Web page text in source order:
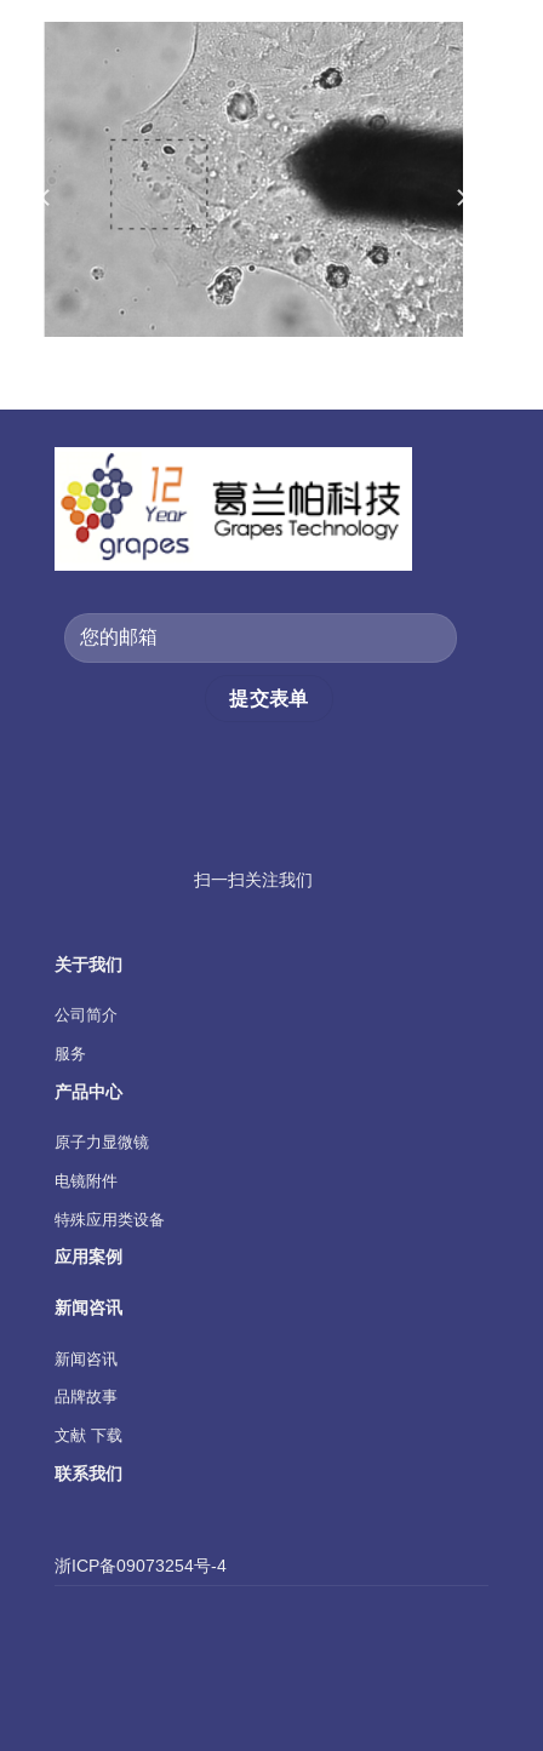
关于我们
公司简介
服务
产品中心
原子力显微镜
电镜附件
特殊应用类设备
应用案例
新闻咨讯
新闻咨讯
品牌故事
文献 下载
联系我们
扫一扫关注我们
浙ICP备09073254号-4